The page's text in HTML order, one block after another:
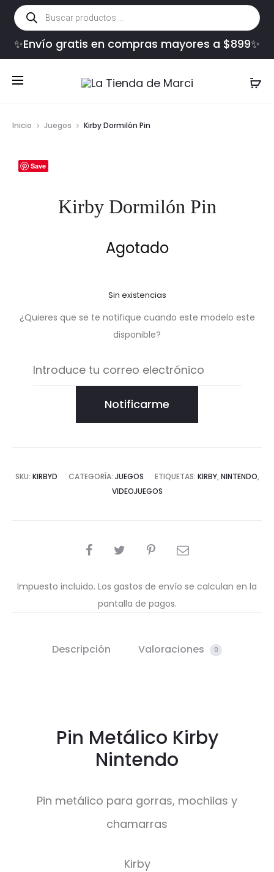
Búsqueda
de
productos
✨Envío gratis en compras mayores a $899✨
Inicio Juegos Kirby Dormilón Pin
Save
Kirby Dormilón Pin
Agotado
Sin existencias
¿Quieres que se te notifique cuando este modelo este
disponible?
Notificarme
SKU: KIRBYD CATEGORÍA: JUEGOS ETIQUETAS: KIRBY, NINTENDO,
VIDEOJUEGOS
COMPARTIR
Impuesto incluido. Los gastos de envío se calculan en la
pantalla de pagos.
Descripción Valoraciones 0
Pin Metálico Kirby
Nintendo
Pin metálico para gorras, mochilas y
chamarras
Kirby